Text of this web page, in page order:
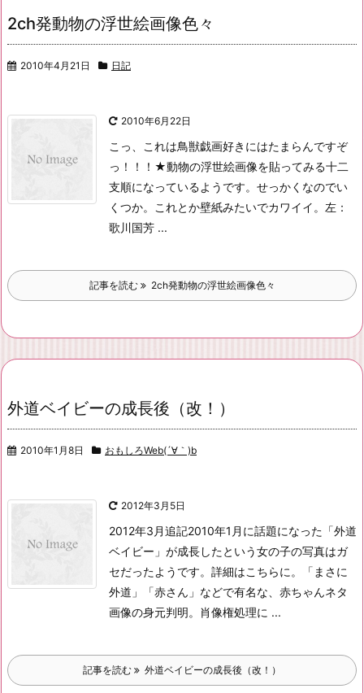
2ch発動物の浮世絵画像色々
2010年4月21日 日記
2010年6月22日
こっ、これは鳥獣戯画好きにはたまらんですぞ
っ！！！ ★動物の浮世絵画像を貼ってみる十二
支順になっているようです。 せっかくなのでい
くつか。
これとか壁紙みたいでカワイイ。 左：
歌川国芳 ...
記事を読む 2ch発動物の浮世絵画像色々
外道ベイビーの成長後（改！）
2010年1月8日 おもしろWeb(´∀｀)b
2012年3月5日
2012年3月追記2010年1月に話題になった「外道
ベイビー」が成長したという女の子の写真はガ
セだったようです。 詳細はこちらに。
「まさに
外道」「赤さん」などで有名な、赤ちゃんネタ
画像の身元判明。肖像権処理に ...
記事を読む 外道ベイビーの成長後（改！）